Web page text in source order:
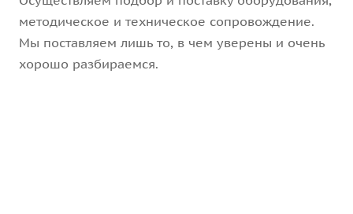
методическое и техническое сопровождение.
Мы поставляем лишь то, в чем уверены и очень
хорошо разбираемся.